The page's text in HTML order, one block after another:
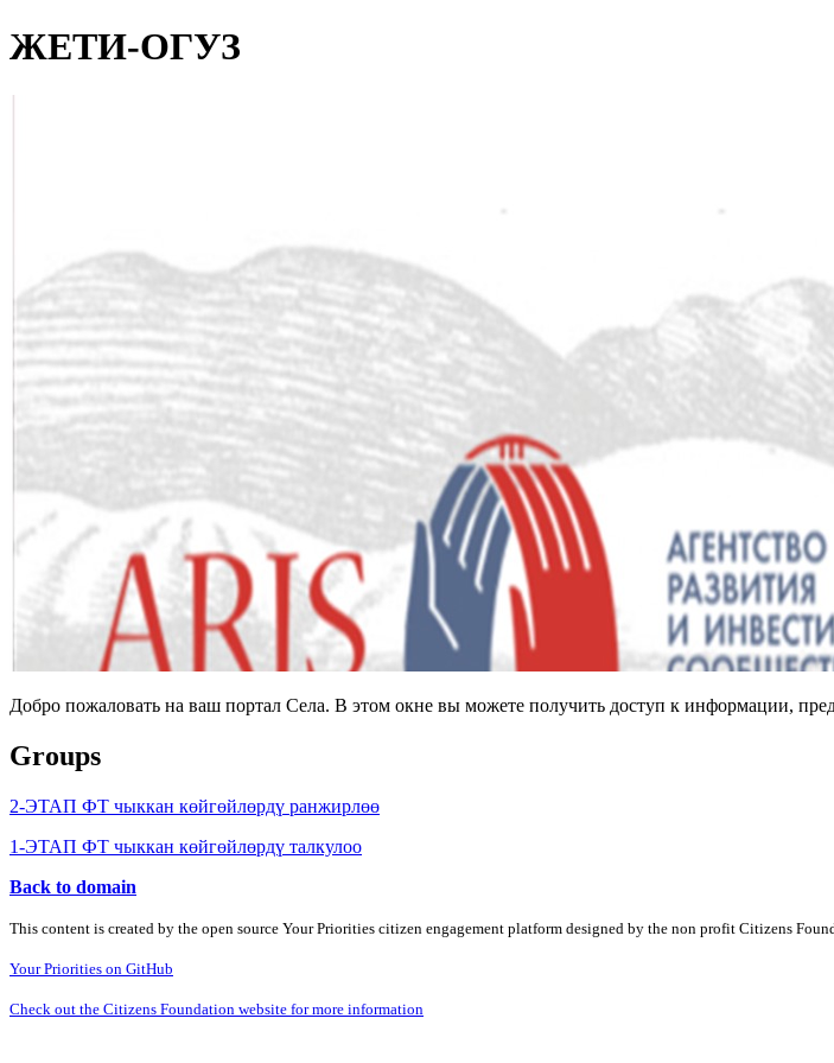
ЖЕТИ-ОГУЗ
Добро пожаловать на ваш портал Села. В этом окне вы можете получить доступ к информации,
Groups
2-ЭТАП ФТ чыккан көйгөйлөрдү ранжирлөө
1-ЭТАП ФТ чыккан көйгөйлөрдү талкулоо
Back to domain
This content is created by the open source Your Priorities citizen engagement platform designed by the non profit Citizens
Your Priorities on GitHub
Check out the Citizens Foundation website for more information